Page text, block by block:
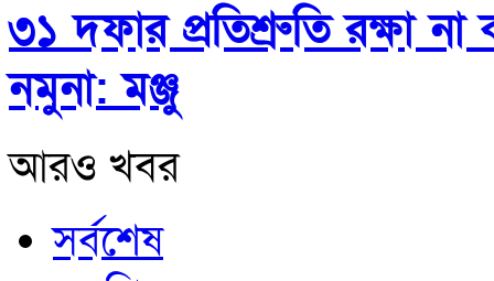
৩১ দফার প্রতিশ্রুতি রক্ষা
নমুনা: মঞ্জু
আরও খবর
সর্বশেষ